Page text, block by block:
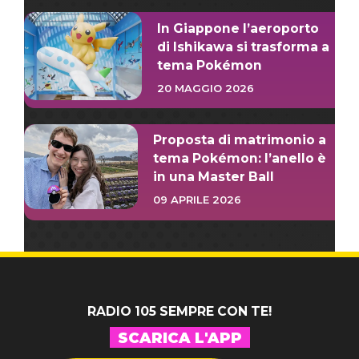
In Giappone l’aeroporto
di Ishikawa si trasforma a
tema Pokémon
20 MAGGIO 2026
Proposta di matrimonio a
tema Pokémon: l’anello è
in una Master Ball
09 APRILE 2026
RADIO 105 SEMPRE CON TE!
SCARICA L'APP